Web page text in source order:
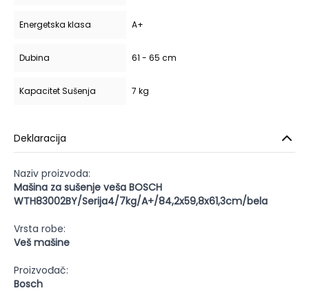
Energetska klasa A+
Dubina 61 - 65 cm
Kapacitet Sušenja 7 kg
Deklaracija
Naziv proizvoda:
Mašina za sušenje veša BOSCH
WTH83002BY/Serija4/7kg/A+/84,2x59,8x61,3cm/bela
Vrsta robe:
Veš mašine
Proizvođač:
Bosch